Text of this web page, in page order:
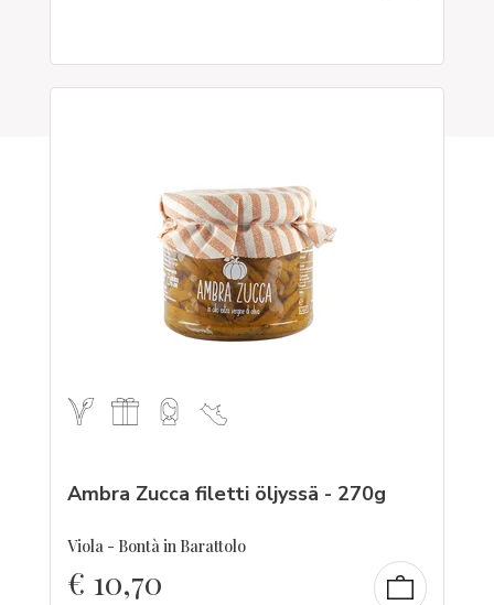
Ambra Zucca filetti öljyssä - 270g
Viola - Bontà in Barattolo
€ 10,70